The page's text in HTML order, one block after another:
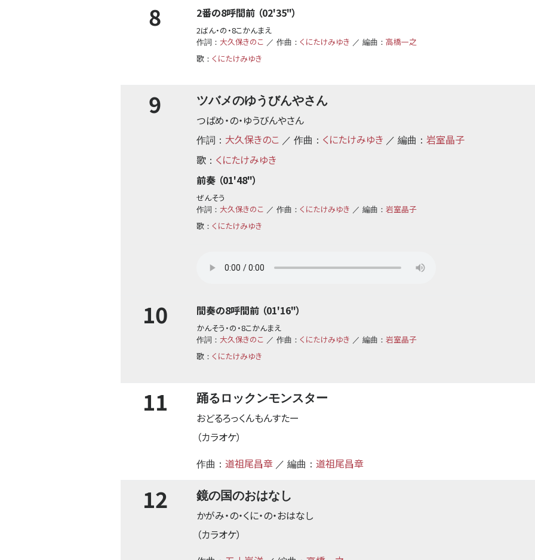
8 2番の8呼間前 （02'35"）
2ばん・の・8こかんまえ
作詞： 大久保きのこ ／ 作曲： くにたけみゆき ／ 編曲： 高橋一之
歌 ： くにたけみゆき
9 ツバメのゆうびんやさん
つばめ・の・ゆうびんやさん
作詞： 大久保きのこ ／ 作曲： くにたけみゆき ／ 編曲： 岩室晶子
歌 ： くにたけみゆき
前奏 （01'48"）
ぜんそう
作詞： 大久保きのこ ／ 作曲： くにたけみゆき ／ 編曲： 岩室晶子
歌 ： くにたけみゆき
10 間奏の8呼間前 （01'16"）
かんそう・の・8こかんまえ
作詞： 大久保きのこ ／ 作曲： くにたけみゆき ／ 編曲： 岩室晶子
歌 ： くにたけみゆき
11 踊るロックンモンスター
おどるろっくんもんすたー
（カラオケ）
作曲： 道祖尾昌章 ／ 編曲： 道祖尾昌章
12 鏡の国のおはなし
かがみ・の・くに・の・おはなし
（カラオケ）